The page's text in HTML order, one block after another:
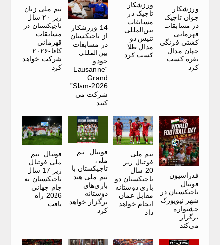
ورزشکار
جوان تاجیک
در مسابقات
قهرمانی
کشتی فرنگی
جهان مدال
نقره کسب
کرد
ورزشکار
تاجیک در
مسابقات
بین‌المللی
تنیس دو
مدال طلا
کسب کرد
14 ورزشکار
از تاجیکستان
در مسابقات
بین‌المللی
جودو
“Lausanne
Grand
Slam-2026”
شرکت می
کنند
تیم ملی زنان
زیر ۲۰ سال
تاجیکستان در
مسابقات
قهرمانی
کافا-۲۰۲۶
شرکت خواهد
کرد
فدراسیون
فوتبال
تاجیکستان در
شهر نیویورک
جشنواره‌
برگزار
می‌کند
تیم ملی
فوتبال زیر
20 سال
تاجیکستان دو
بازی دوستانه
مقابل عمان
انجام خواهد
داد
فوتبال. تیم
ملی
تاجیکستان با
تیم ملی هند
بازی‌های
دوستانه
برگزار خواهد
کرد
فوتبال. تیم
ملی فوتبال
زیر 17 سال
تاجیکستان به
جام جهانی
2026 راه
یافت